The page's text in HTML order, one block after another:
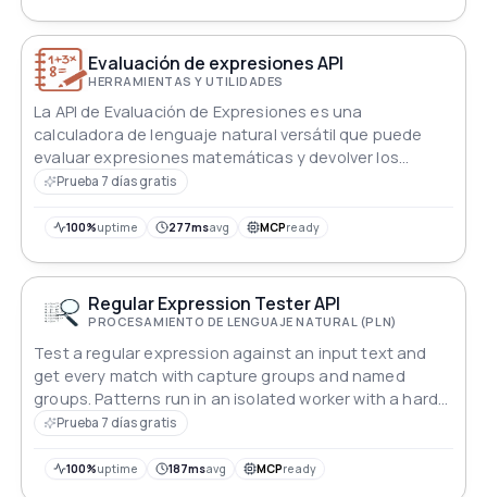
Evaluación de expresiones API
HERRAMIENTAS Y UTILIDADES
La API de Evaluación de Expresiones es una
calculadora de lenguaje natural versátil que puede
evaluar expresiones matemáticas y devolver los
resultados en texto simple. Simplemente ingresa la
calculará el resultado, convirtiéndola en una
desean incorporar una función de calculadora en sus
aplicaciones.
Prueba 7 días gratis
100%uptime 277msavg MCPready
Regular Expression Tester API
PROCESAMIENTO DE LENGUAJE NATURAL (PLN)
Test a regular expression against an input text and
get every match with capture groups and named
groups. Patterns run in an isolated worker with a hard
time limit, so catastrophic patterns are stopped safely.
Prueba 7 días gratis
100%uptime 187msavg MCPready